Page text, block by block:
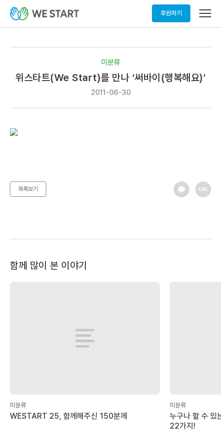
후원하기
메
열
미분류
위스타트(We Start)를 만나 ‘써바이(행복해요)’
2011-06-30
목록보기
함께 많이 본 이야기
미분류
WESTART 25, 함께해주신 150분께
미분류
누구나 할 수 있
22가지!